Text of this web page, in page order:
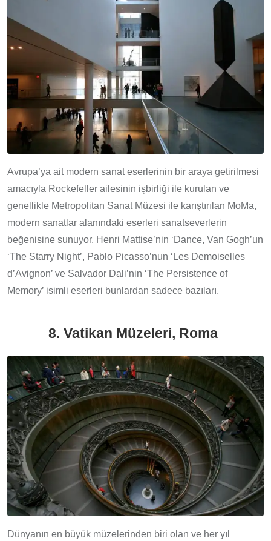
Avrupa’ya ait modern sanat eserlerinin bir araya getirilmesi
amacıyla Rockefeller ailesinin işbirliği ile kurulan ve
genellikle Metropolitan Sanat Müzesi ile karıştırılan MoMa,
modern sanatlar alanındaki eserleri sanatseverlerin
beğenisine sunuyor. Henri Mattise’nin ‘Dance, Van Gogh’un
‘The Starry Night’, Pablo Picasso’nun ‘Les Demoiselles
d’Avignon’ ve Salvador Dali’nin ‘The Persistence of
Memory’ isimli eserleri bunlardan sadece bazıları.
8. Vatikan Müzeleri, Roma
Dünyanın en büyük müzelerinden biri olan ve her yıl